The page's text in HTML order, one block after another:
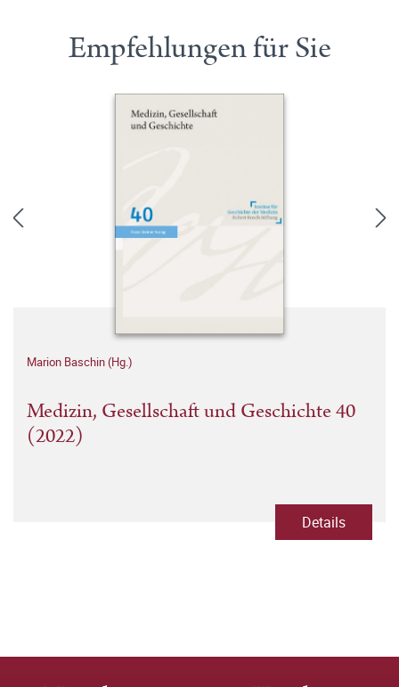
Empfehlungen für Sie
Marion Baschin (Hg.)
Medizin, Gesellschaft und Geschichte 40
(2022)
Details